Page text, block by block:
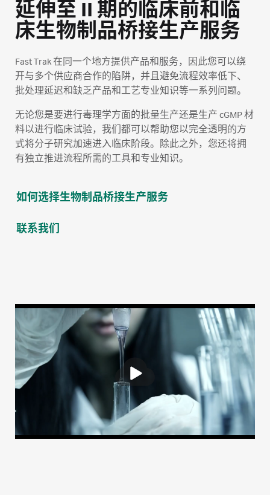
延伸至 II 期的临床前和临
床生物制品桥接生产服务
Fast Trak 在同一个地方提供产品和服务，因此您可以绕
开与多个供应商合作的陷阱，并且避免流程效率低下、
批处理延迟和缺乏产品和工艺专业知识等一系列问题。
无论您是要进行毒理学方面的批量生产还是生产 cGMP 材
料以进行临床试验，我们都可以帮助您以完全透明的方
式将分子研究加速进入临床阶段。除此之外，您还将拥
有独立推进流程所需的工具和专业知识。
如何选择生物制品桥接生产服务
联系我们